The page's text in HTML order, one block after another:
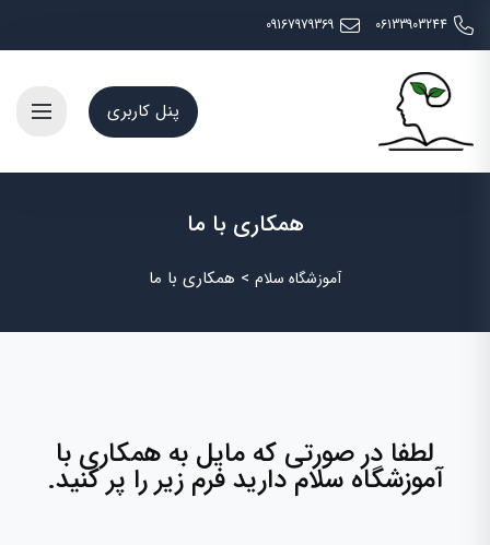
06133903244
09167979369
پنل کاربری
همکاری با ما
آموزشگاه سلام > همکاری با ما
لطفا در صورتی که مایل به همکاری با
آموزشگاه سلام دارید فرم زیر را پر کنید.